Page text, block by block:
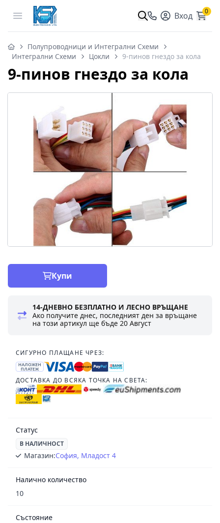
Open menu Вход 0
Полупроводници и Интегрални Схеми
Интегрални Схеми
Цокли 9-пинов гнездо за кола
9-пинов гнездо за кола
Купи
14-ДНЕВНО БЕЗПЛАТНО И ЛЕСНО ВРЪЩАНЕ
Ако получите днес, последният ден за връщане
на този артикул ще бъде20 Август
СИГУРНО ПЛАЩАНЕ ЧРЕЗ:
НАЛОЖЕН
ПЛАТЕЖ
ДОСТАВКА ДО ВСЯКА ТОЧКА НА СВЕТА:
Статус
В НАЛИЧНОСТ
Магазин:София, Младост 4
Налично количество
10
Състояние